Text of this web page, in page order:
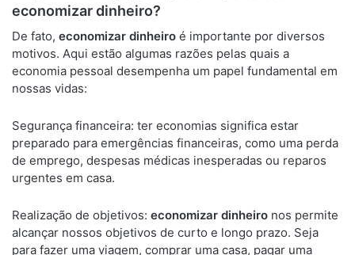
economizar dinheiro?
De fato, economizar dinheiro é importante por diversos
motivos. Aqui estão algumas razões pelas quais a
economia pessoal desempenha um papel fundamental em
nossas vidas:
Segurança financeira: ter economias significa estar
preparado para emergências financeiras, como uma perda
de emprego, despesas médicas inesperadas ou reparos
urgentes em casa.
Realização de objetivos: economizar dinheiro nos permite
alcançar nossos objetivos de curto e longo prazo. Seja
para fazer uma viagem, comprar uma casa, pagar uma